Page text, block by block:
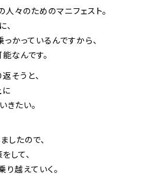
々のためのマニフェスト。
、
かっているんですから、
なんです。
そうと、
に
きたい。
たので、
して、
越えていく。